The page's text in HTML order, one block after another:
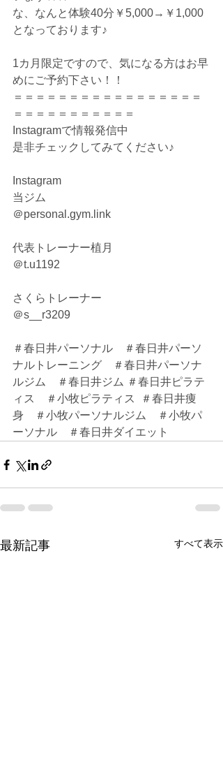
な、なんと体験40分￥5,000→￥1,000
となっております♪
1カ月限定ですので、気になる方はお早
めにご予約下さい！！
＝＝＝＝＝＝＝＝＝＝＝＝＝＝＝＝＝
＝＝＝＝＝＝＝＝＝＝＝
Instagramで情報発信中
是非チェックしてみてください♪
Instagram
当ジム
＠personal.gym.link
代表トレーナー植月
＠t.u1192
さくらトレーナー
＠s__r3209
＃春日井パーソナル　＃春日井パーソ
ナルトレーニング　＃春日井パーソナ
ルジム　＃春日井ジム ＃春日井ピラテ
ィス　＃小牧ピラティス  ＃春日井痩
身　＃小牧パーソナルジム　＃小牧パ
ーソナル　＃春日井ダイエット
最新記事 すべて表示